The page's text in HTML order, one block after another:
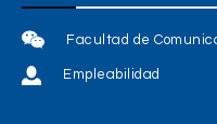
Facultad de
Empleabilidad